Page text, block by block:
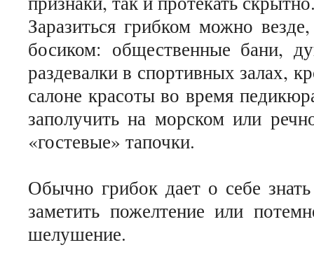
Заразиться грибком можно
босиком: общественные бани,
раздевалки в спортивных залах,
салоне красоты во время
заполучить на морском или
«гостевые» тапочки.
Обычно грибок дает о себе
заметить пожелтение или
шелушение.